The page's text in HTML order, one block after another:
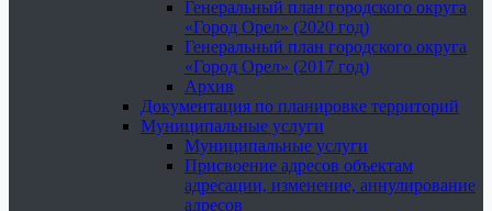
Генеральный план городского округа
«Город Орел» (2020 год)
Генеральный план городского округа
«Город Орел» (2017 год)
Архив
Документация по планировке территорий
Муниципальные услуги
Муниципальные услуги
Присвоение адресов объектам
адресации, изменение, аннулирование
адресов